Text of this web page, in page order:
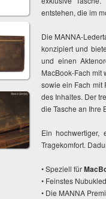
entstehen, die im
Die MANNA-
konzipiert und
und einen
MacBook-Fach mit
sowie ein Fach mit
des Inhaltes. Der
die Tasche an Ihre
Ein hochwertiger,
Tragekomfort.
• Speziell für
• Feinstes
• Die MANNA